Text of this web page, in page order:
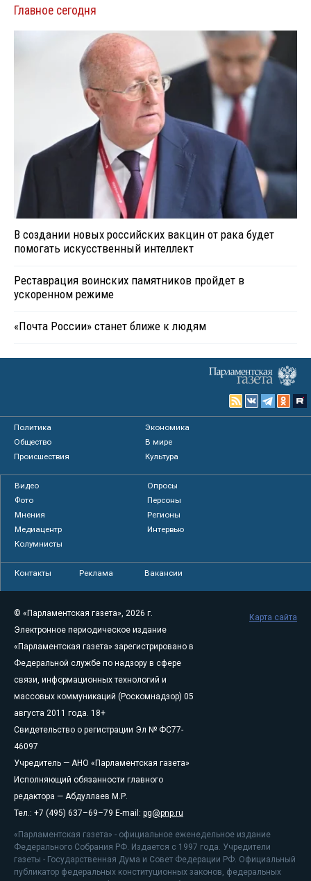
Главное сегодня
В создании новых российских вакцин от рака будет
помогать искусственный интеллект
Реставрация воинских памятников пройдет в
ускоренном режиме
«Почта России» станет ближе к людям
Политика
Экономика
Общество
В мире
Происшествия
Культура
Видео
Опросы
Фото
Персоны
Мнения
Регионы
Медиацентр
Интервью
Колумнисты
Контакты Реклама Вакансии
© «Парламентская газета», 2026 г.
Электронное периодическое издание
«Парламентская газета» зарегистрировано в
Федеральной службе по надзору в сфере
связи, информационных технологий и
массовых коммуникаций (Роскомнадзор) 05
августа 2011 года. 18+
Свидетельство о регистрации Эл № ФС77-
46097
Учредитель — АНО «Парламентская газета»
Исполняющий обязанности главного
редактора — Абдуллаев М.Р.
Тел.: +7 (495) 637–69–79 E-mail: pg@pnp.ru
«Парламентская газета» - официальное еженедельное издание
Федерального Собрания РФ. Издается с 1997 года. Учредители
газеты - Государственная Дума и Совет Федерации РФ. Официальный
публикатор федеральных конституционных законов, федеральных
Карта сайта